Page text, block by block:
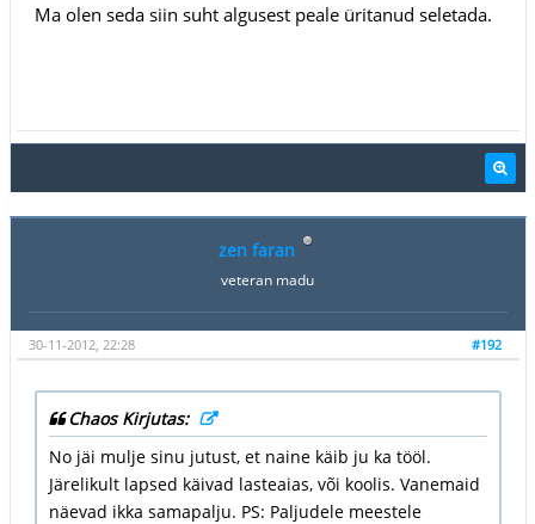
Ma olen seda siin suht algusest peale üritanud seletada.
zen faran
veteran madu
#192
30-11-2012, 22:28
Chaos Kirjutas:
No jäi mulje sinu jutust, et naine käib ju ka tööl.
Järelikult lapsed käivad lasteaias, või koolis. Vanemaid
näevad ikka samapalju. PS: Paljudele meestele